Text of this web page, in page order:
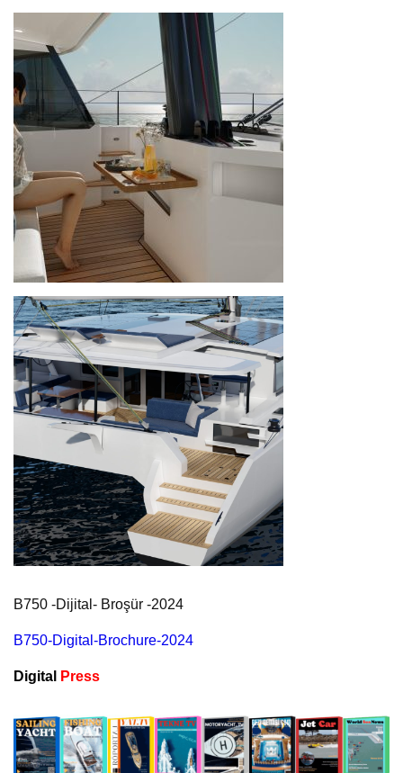
B750 -Dijital- Broşür -2024
B750-Digital-Brochure-2024
Digital Press